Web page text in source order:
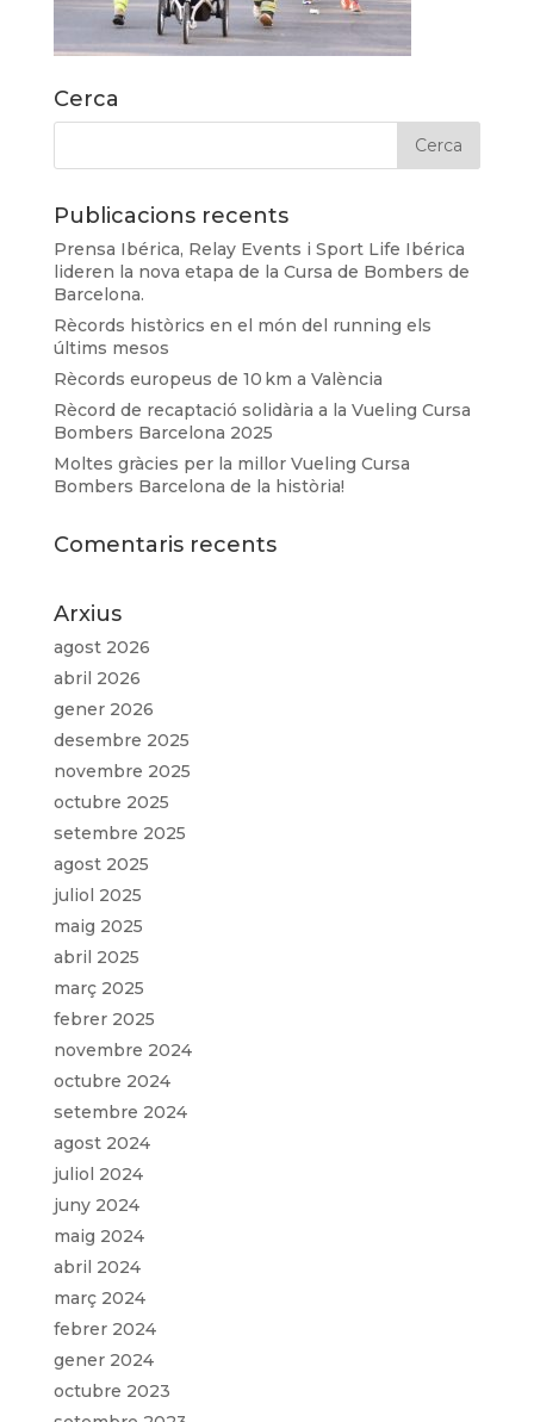
Cerca
Publicacions recents
Prensa Ibérica, Relay Events i Sport Life Ibérica
lideren la nova etapa de la Cursa de Bombers de
Barcelona.
Rècords històrics en el món del running els
últims mesos
Rècords europeus de 10 km a València
Rècord de recaptació solidària a la Vueling Cursa
Bombers Barcelona 2025
Moltes gràcies per la millor Vueling Cursa
Bombers Barcelona de la història!
Comentaris recents
Arxius
agost 2026
abril 2026
gener 2026
desembre 2025
novembre 2025
octubre 2025
setembre 2025
agost 2025
juliol 2025
maig 2025
abril 2025
març 2025
febrer 2025
novembre 2024
octubre 2024
setembre 2024
agost 2024
juliol 2024
juny 2024
maig 2024
abril 2024
març 2024
febrer 2024
gener 2024
octubre 2023